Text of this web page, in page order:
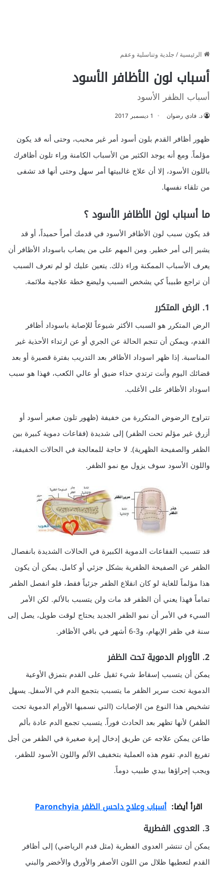
الرئيسية/جلدية وتناسلية وعقم
أسباب لون الأظافر الأسود
أسباب الظفر الأسود
د. فادي رضوان 1 ديسمبر 2017
ظهور أظافر القدم بلون أسود أمر غير محبب، وحتى أنه قد يكون
مؤلماً. ومع أنه يوجد الكثير من الأسباب الكامنة وراء تلون أظافرك
باللون الأسود، إلا أن علاج غالبيتها أمر سهل وحتى أنها قد تشفى
من تلقاء نفسها.
ما أسباب لون الأظافر الأسود ؟
قد يكون سبب لون الأظافر الأسود في قدمك أمراً حميداً، أو قد
يشير إلى أمر خطير. ومن المهم على من يصاب باسوداد الأظافر أن
يعرف الأسباب الممكنة وراء ذلك. يتعين عليك لو لم تعرف السبب
أن تراجع طبيباً كي يشخص السبب وليضع خطة علاجية ملائمة.
1. الرض المتكرر
الرض المتكرر هو السبب الأكثر شيوعاً للإصابة باسوداد أظافر
القدم، ويمكن أن تنجم الحالة عن الجري أو عن ارتداء الأحذية غير
المناسبة. إذا ظهر اسوداد الأظافر بعد التدريب بفترة قصيرة أو بعد
قضائك اليوم وأنت ترتدي حذاء ضيق أو عالي الكعب، فهذا هو سبب
اسوداد الأظافر على الأغلب.
تتراوح الرضوض المتكررة من خفيفة (ظهور تلون صغير أسود أو
أزرق غير مؤلم تحت الظفر) إلى شديدة (فقاعات دموية كبيرة بين
الظفر والصفيحة الظهرية). لا حاجة للمعالجة في الحالات الخفيفة،
واللون الأسود سوف يزول مع نمو الظفر.
قد تتسبب الفقاعات الدموية الكبيرة في الحالات الشديدة بانفصال
الظفر عن الصفيحة الظفرية بشكل جزئي أو كامل. يمكن أن يكون
هذا مؤلماً للغاية لو كان انقلاع الظفر جزئياً فقط، فلو انفصل الظفر
تماماً فهذا يعني أن الظفر قد مات ولن يتسبب بالألم. لكن الأمر
السيء في الأمر أن نمو الظفر الجديد يحتاج لوقت طويل، يصل إلى
سنة في ظفر الإبهام، و3-6 أشهر في باقي الأظافر.
2. الأورام الدموية تحت الظفر
يمكن أن يتسبب إسقاط شيء ثقيل على القدم بتمزق الأوعية
الدموية تحت سرير الظفر ما يتسبب بتجمع الدم في الأسفل. يسهل
تشخيص هذا النوع من الإصابات (التي نسميها الأورام الدموية تحت
الظفر) لأنها تظهر بعد الحادث فوراً. يتسبب تجمع الدم عادة بألم
طاعن يمكن علاجه عن طريق إدخال إبرة صغيرة في الظفر من أجل
تفريغ الدم. تقوم هذه العملية بتخفيف الألم واللون الأسود للظفر،
ويجب إجراؤها بيدي طبيب دوماً.
اقرأ أيضا: أسباب وعلاج داحس الظفر Paronchyia
3. العدوى الفطرية
يمكن أن تنتشر العدوى الفطرية (مثل قدم الرياضي) إلى أظافر
القدم لتعطيها ظلال من اللون الأصفر والأورق والأخضر والبني